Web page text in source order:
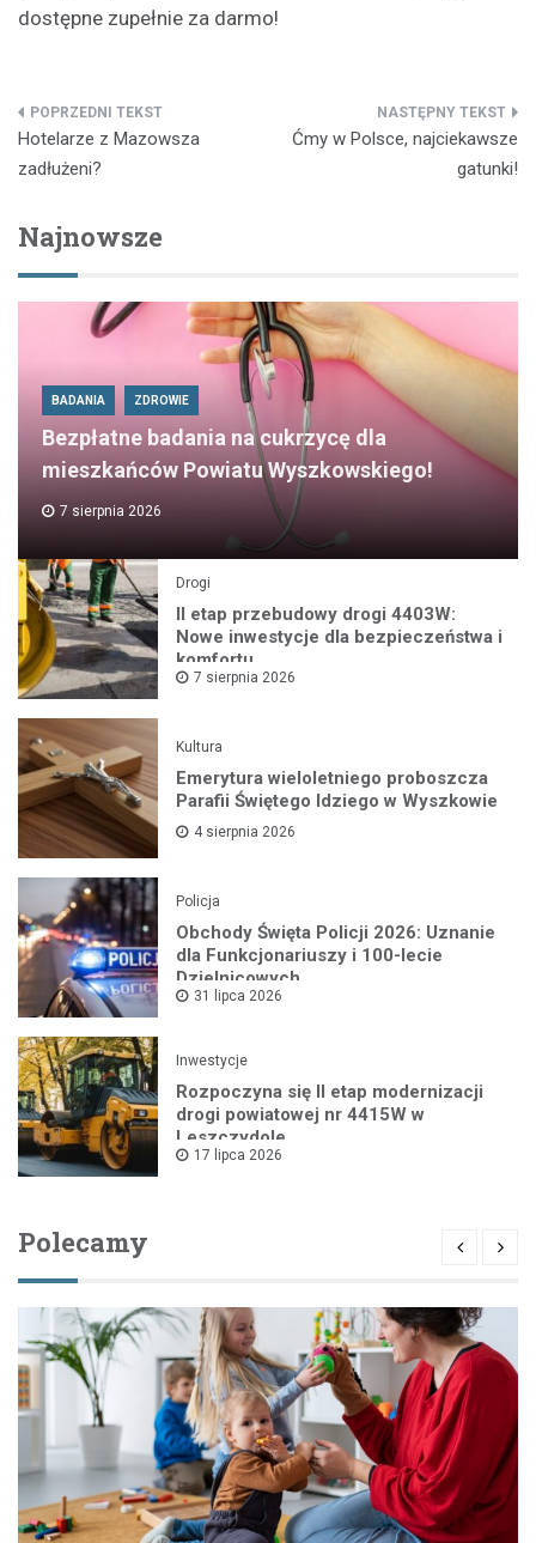
dostępne zupełnie za darmo!
Nawigacja
wpisu
Hotelarze z Mazowsza
zadłużeni?
Ćmy w Polsce, najciekawsze
gatunki!
Najnowsze
BADANIA ZDROWIE
Bezpłatne badania na cukrzycę dla
mieszkańców Powiatu Wyszkowskiego!
7 sierpnia 2026
Drogi
II etap przebudowy drogi 4403W:
Nowe inwestycje dla bezpieczeństwa i
komfortu
7 sierpnia 2026
Kultura
Emerytura wieloletniego proboszcza
Parafii Świętego Idziego w Wyszkowie
4 sierpnia 2026
Policja
Obchody Święta Policji 2026: Uznanie
dla Funkcjonariuszy i 100-lecie
Dzielnicowych
31 lipca 2026
Inwestycje
Rozpoczyna się II etap modernizacji
drogi powiatowej nr 4415W w
Leszczydole
17 lipca 2026
Polecamy